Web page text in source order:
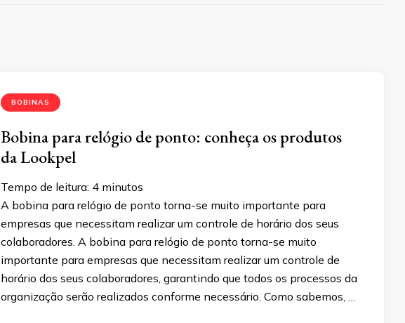
BOBINAS
Bobina para relógio de ponto: conheça os produtos
da Lookpel
Tempo de leitura: 4 minutos
A bobina para relógio de ponto torna-se muito importante para
empresas que necessitam realizar um controle de horário dos seus
colaboradores. A bobina para relógio de ponto torna-se muito
importante para empresas que necessitam realizar um controle de
horário dos seus colaboradores, garantindo que todos os processos da
organização serão realizados conforme necessário. Como sabemos, …